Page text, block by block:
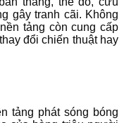
gây tranh cãi. Không
tảng còn cung cấp
đổi chiến thuật hay
tảng phát sóng bóng